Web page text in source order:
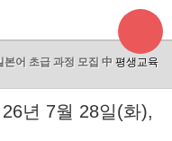
어 초급 과정 모집 中 평생교육
년 7월 28일(화),